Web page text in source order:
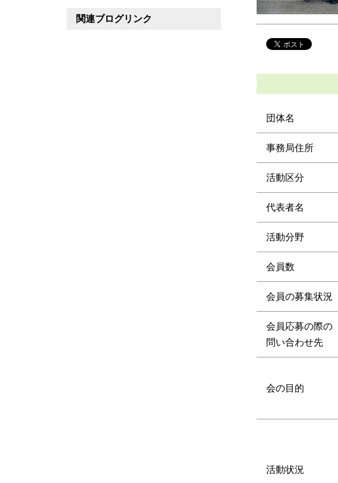
関連ブログリンク
団体名
事務局住所
活動区分
代表者名
活動分野
会員数
会員の募集状況
会員応募の際の
問い合わせ先
会の目的
活動状況